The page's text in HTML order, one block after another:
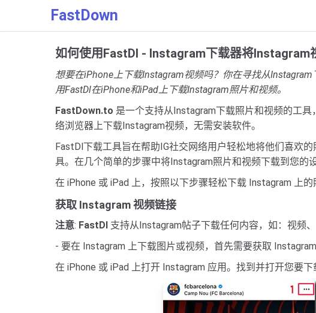
FastDown
如何使用FastDl - Instagram下载器将Instagram
想要在iPhone上下载Instagram视频吗？你在寻找从
用FastDl在iPhone和iPad上下载Instagram照片和视频。
FastDown.to 是一个支持从Instagram下载照片和视频的工
络浏览器上下载Instagram视频，无需安装软件。
FastDl下载工具旨在帮助IG社交网络用户轻松地将他们喜欢
具。在几个简单的步骤中将Instagram照片和视频下载到您的设
在 iPhone 或 iPad 上，按照以下步骤轻松下载 Instagram 上的
获取 Instagram 视频链接
注意: FastDl 支持从Instagram帖子下载任何内容，如：视频
- 要在 Instagram 上下载图片或视频，首先需要获取
在 iPhone 或 iPad 上打开 Instagram 应用。找到并打开您要